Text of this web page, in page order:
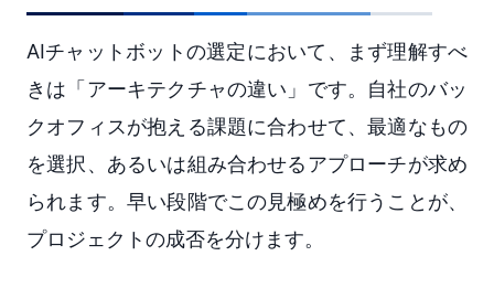
AIチャットボットの選定において、まず理解すべ
きは「アーキテクチャの違い」です。自社のバッ
クオフィスが抱える課題に合わせて、最適なもの
を選択、あるいは組み合わせるアプローチが求め
られます。早い段階でこの見極めを行うことが、
プロジェクトの成否を分けます。